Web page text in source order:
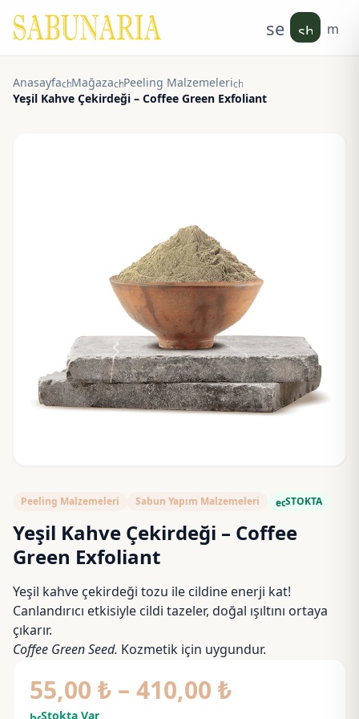
search
Anasayfachevron_right
Mağazachevron_right
Peeling Malzemelerichevron_right
Yeşil Kahve Çekirdeği – Coffee Green Exfoliant
Peeling Malzemeleri Sabun Yapım Malzemeleri ecoSTOKTA
Yeşil Kahve Çekirdeği – Coffee
Green Exfoliant
Yeşil kahve çekirdeği tozu ile cildine enerji kat!
Canlandırıcı etkisiyle cildi tazeler, doğal ışıltını ortaya
çıkarır.
Coffee Green Seed. Kozmetik için uygundur.
55,00 ₺ – 410,00 ₺Fiyat
Stokta Var